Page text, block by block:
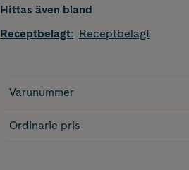
Hittas även bland
Receptbelagt: Receptbelagt
Varunummer
Ordinarie pris